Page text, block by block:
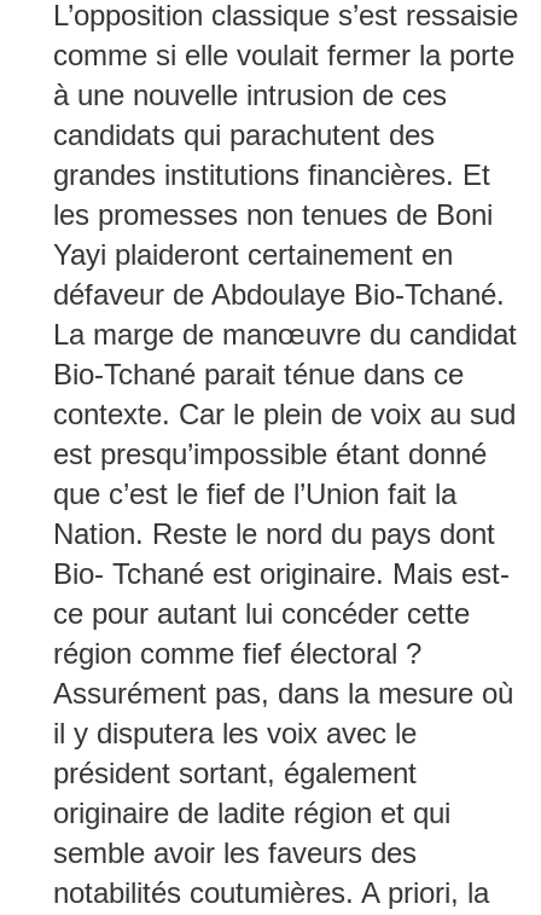
L’opposition classique s’est ressaisie
comme si elle voulait fermer la porte
à une nouvelle intrusion de ces
candidats qui parachutent des
grandes institutions financières. Et
les promesses non tenues de Boni
Yayi plaideront certainement en
défaveur de Abdoulaye Bio-Tchané.
La marge de manœuvre du candidat
Bio-Tchané parait ténue dans ce
contexte. Car le plein de voix au sud
est presqu’impossible étant donné
que c’est le fief de l’Union fait la
Nation. Reste le nord du pays dont
Bio- Tchané est originaire. Mais est-
ce pour autant lui concéder cette
région comme fief électoral ?
Assurément pas, dans la mesure où
il y disputera les voix avec le
président sortant, également
originaire de ladite région et qui
semble avoir les faveurs des
notabilités coutumières. A priori, la